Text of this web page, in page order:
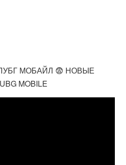
МОБАЙЛ 😨 НОВЫЕ
MOBILE